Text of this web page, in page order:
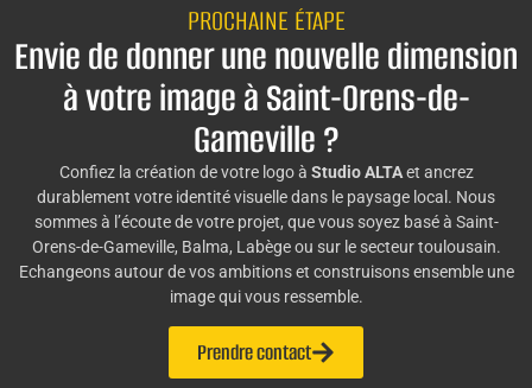
PROCHAINE ÉTAPE
Envie de donner une nouvelle dimension
à votre image à Saint-Orens-de-
Gameville ?
Confiez la création de votre logo à Studio ALTAet ancrez
durablement votre identité visuelle dans le paysage local. Nous
sommes à l’écoute de votre projet, que vous soyez basé à Saint-
Orens-de-Gameville, Balma, Labège ou sur le secteur toulousain.
Echangeons autour de vos ambitions et construisons ensemble une
image qui vous ressemble.
Prendre contact